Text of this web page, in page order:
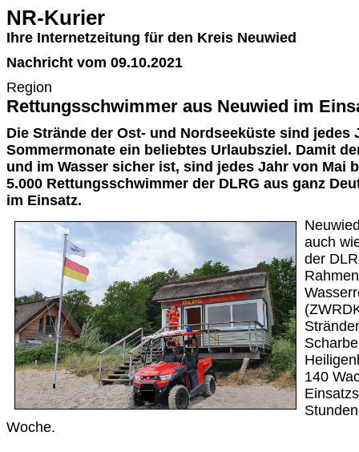
NR-Kurier
Ihre Internetzeitung für den Kreis Neuwied
Nachricht vom 09.10.2021
Region
Rettungsschwimmer aus Neuwied im
Die Strände der Ost- und Nordseeküste sind jedes
Sommermonate ein beliebtes Urlaubsziel. Damit
und im Wasser sicher ist, sind jedes Jahr von Mai
5.000 Rettungsschwimmer der DLRG aus ganz
im Einsatz.
auch
der
140
Woche.